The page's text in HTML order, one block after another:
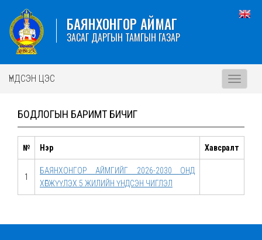
БАЯНХОНГОР АЙМАГ
ЗАСАГ ДАРГЫН ТАМГЫН ГАЗАР
ҮНДСЭН ЦЭС
Toggle
БОДЛОГЫН БАРИМТ БИЧИГ
№ Нэр Хавсралт
1
БАЯНХОНГОР АЙМГИЙГ 2026-2030 ОНД
ХӨГЖҮҮЛЭХ 5 ЖИЛИЙН ҮНДСЭН ЧИГЛЭЛ